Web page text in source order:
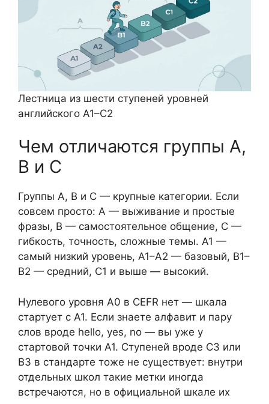
Лестница из шести ступеней уровней
английского A1–C2
Чем отличаются группы A,
B и C
Группы A, B и C — крупные категории. Если
совсем просто: A — выживание и простые
фразы, B — самостоятельное общение, C —
гибкость, точность, сложные темы. A1 —
самый низкий уровень, A1–A2 — базовый, B1–
B2 — средний, C1 и выше — высокий.
Нулевого уровня A0 в CEFR нет — шкала
стартует с A1. Если знаете алфавит и пару
слов вроде hello, yes, no — вы уже у
стартовой точки A1. Ступеней вроде C3 или
B3 в стандарте тоже не существует: внутри
отдельных школ такие метки иногда
встречаются, но в официальной шкале их